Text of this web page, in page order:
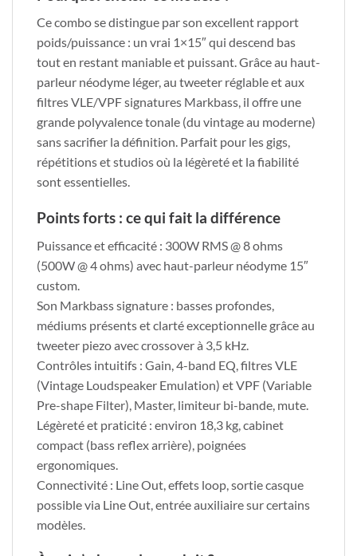
Ce combo se distingue par son excellent rapport
poids/puissance : un vrai 1×15″ qui descend bas
tout en restant maniable et puissant. Grâce au haut-
parleur néodyme léger, au tweeter réglable et aux
filtres VLE/VPF signatures Markbass, il offre une
grande polyvalence tonale (du vintage au moderne)
sans sacrifier la définition. Parfait pour les gigs,
répétitions et studios où la légèreté et la fiabilité
sont essentielles.
Points forts : ce qui fait la différence
Puissance et efficacité : 300W RMS @ 8 ohms
(500W @ 4 ohms) avec haut-parleur néodyme 15″
custom.
Son Markbass signature : basses profondes,
médiums présents et clarté exceptionnelle grâce au
tweeter piezo avec crossover à 3,5 kHz.
Contrôles intuitifs : Gain, 4-band EQ, filtres VLE
(Vintage Loudspeaker Emulation) et VPF (Variable
Pre-shape Filter), Master, limiteur bi-bande, mute.
Légèreté et praticité : environ 18,3 kg, cabinet
compact (bass reflex arrière), poignées
ergonomiques.
Connectivité : Line Out, effets loop, sortie casque
possible via Line Out, entrée auxiliaire sur certains
modèles.